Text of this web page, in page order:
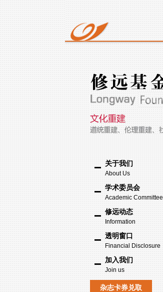
关于我们
About Us
学术委员会
Academic Committee
修远动态
Information
透明窗口
Financial Disclosure
加入我们
Join us
杂志卡券兑取